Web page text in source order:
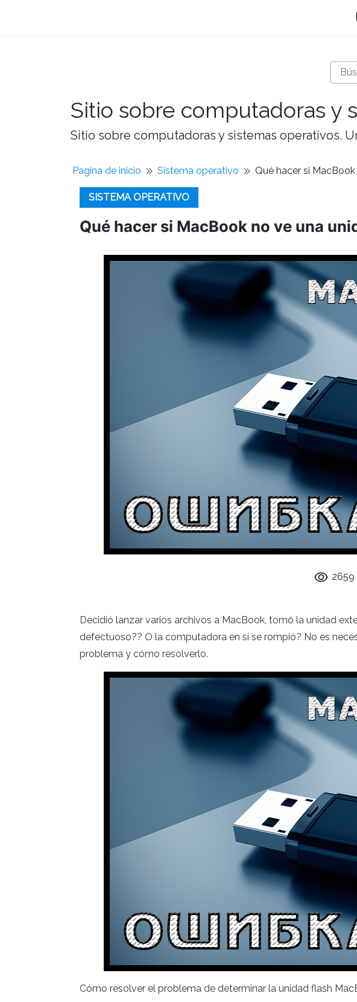
Sitio sobre computadoras y
Sitio sobre computadoras y sistemas operativos.
Pagina de inicio Sistema operativo Qué hacer si
SISTEMA OPERATIVO
Qué hacer si MacBook no ve una
2659
Decidió lanzar varios archivos a MacBook, tomó la unidad
defectuoso?? O la computadora en sí se rompió? No es
problema y cómo resolverlo.
Cómo resolver el problema de determinar la unidad flash